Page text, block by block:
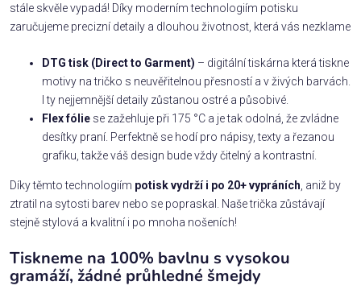
stále skvěle vypadá! Díky moderním technologiím potisku
zaručujeme precizní detaily a dlouhou životnost, která vás nezklame
DTG tisk (Direct to Garment) – digitální tiskárna která tiskne
motivy na tričko s neuvěřitelnou přesností a v živých barvách.
I ty nejjemnější detaily zůstanou ostré a působivé.
Flex fólie se zažehluje při 175 °C a je tak odolná, že zvládne
desítky praní. Perfektně se hodí pro nápisy, texty a řezanou
grafiku, takže váš design bude vždy čitelný a kontrastní.
Díky těmto technologiím potisk vydrží i po 20+ vypráních , aniž by
ztratil na sytosti barev nebo se popraskal. Naše trička zůstávají
stejně stylová a kvalitní i po mnoha nošeních!
Tiskneme na 100% bavlnu s vysokou
gramáží, žádné průhledné šmejdy